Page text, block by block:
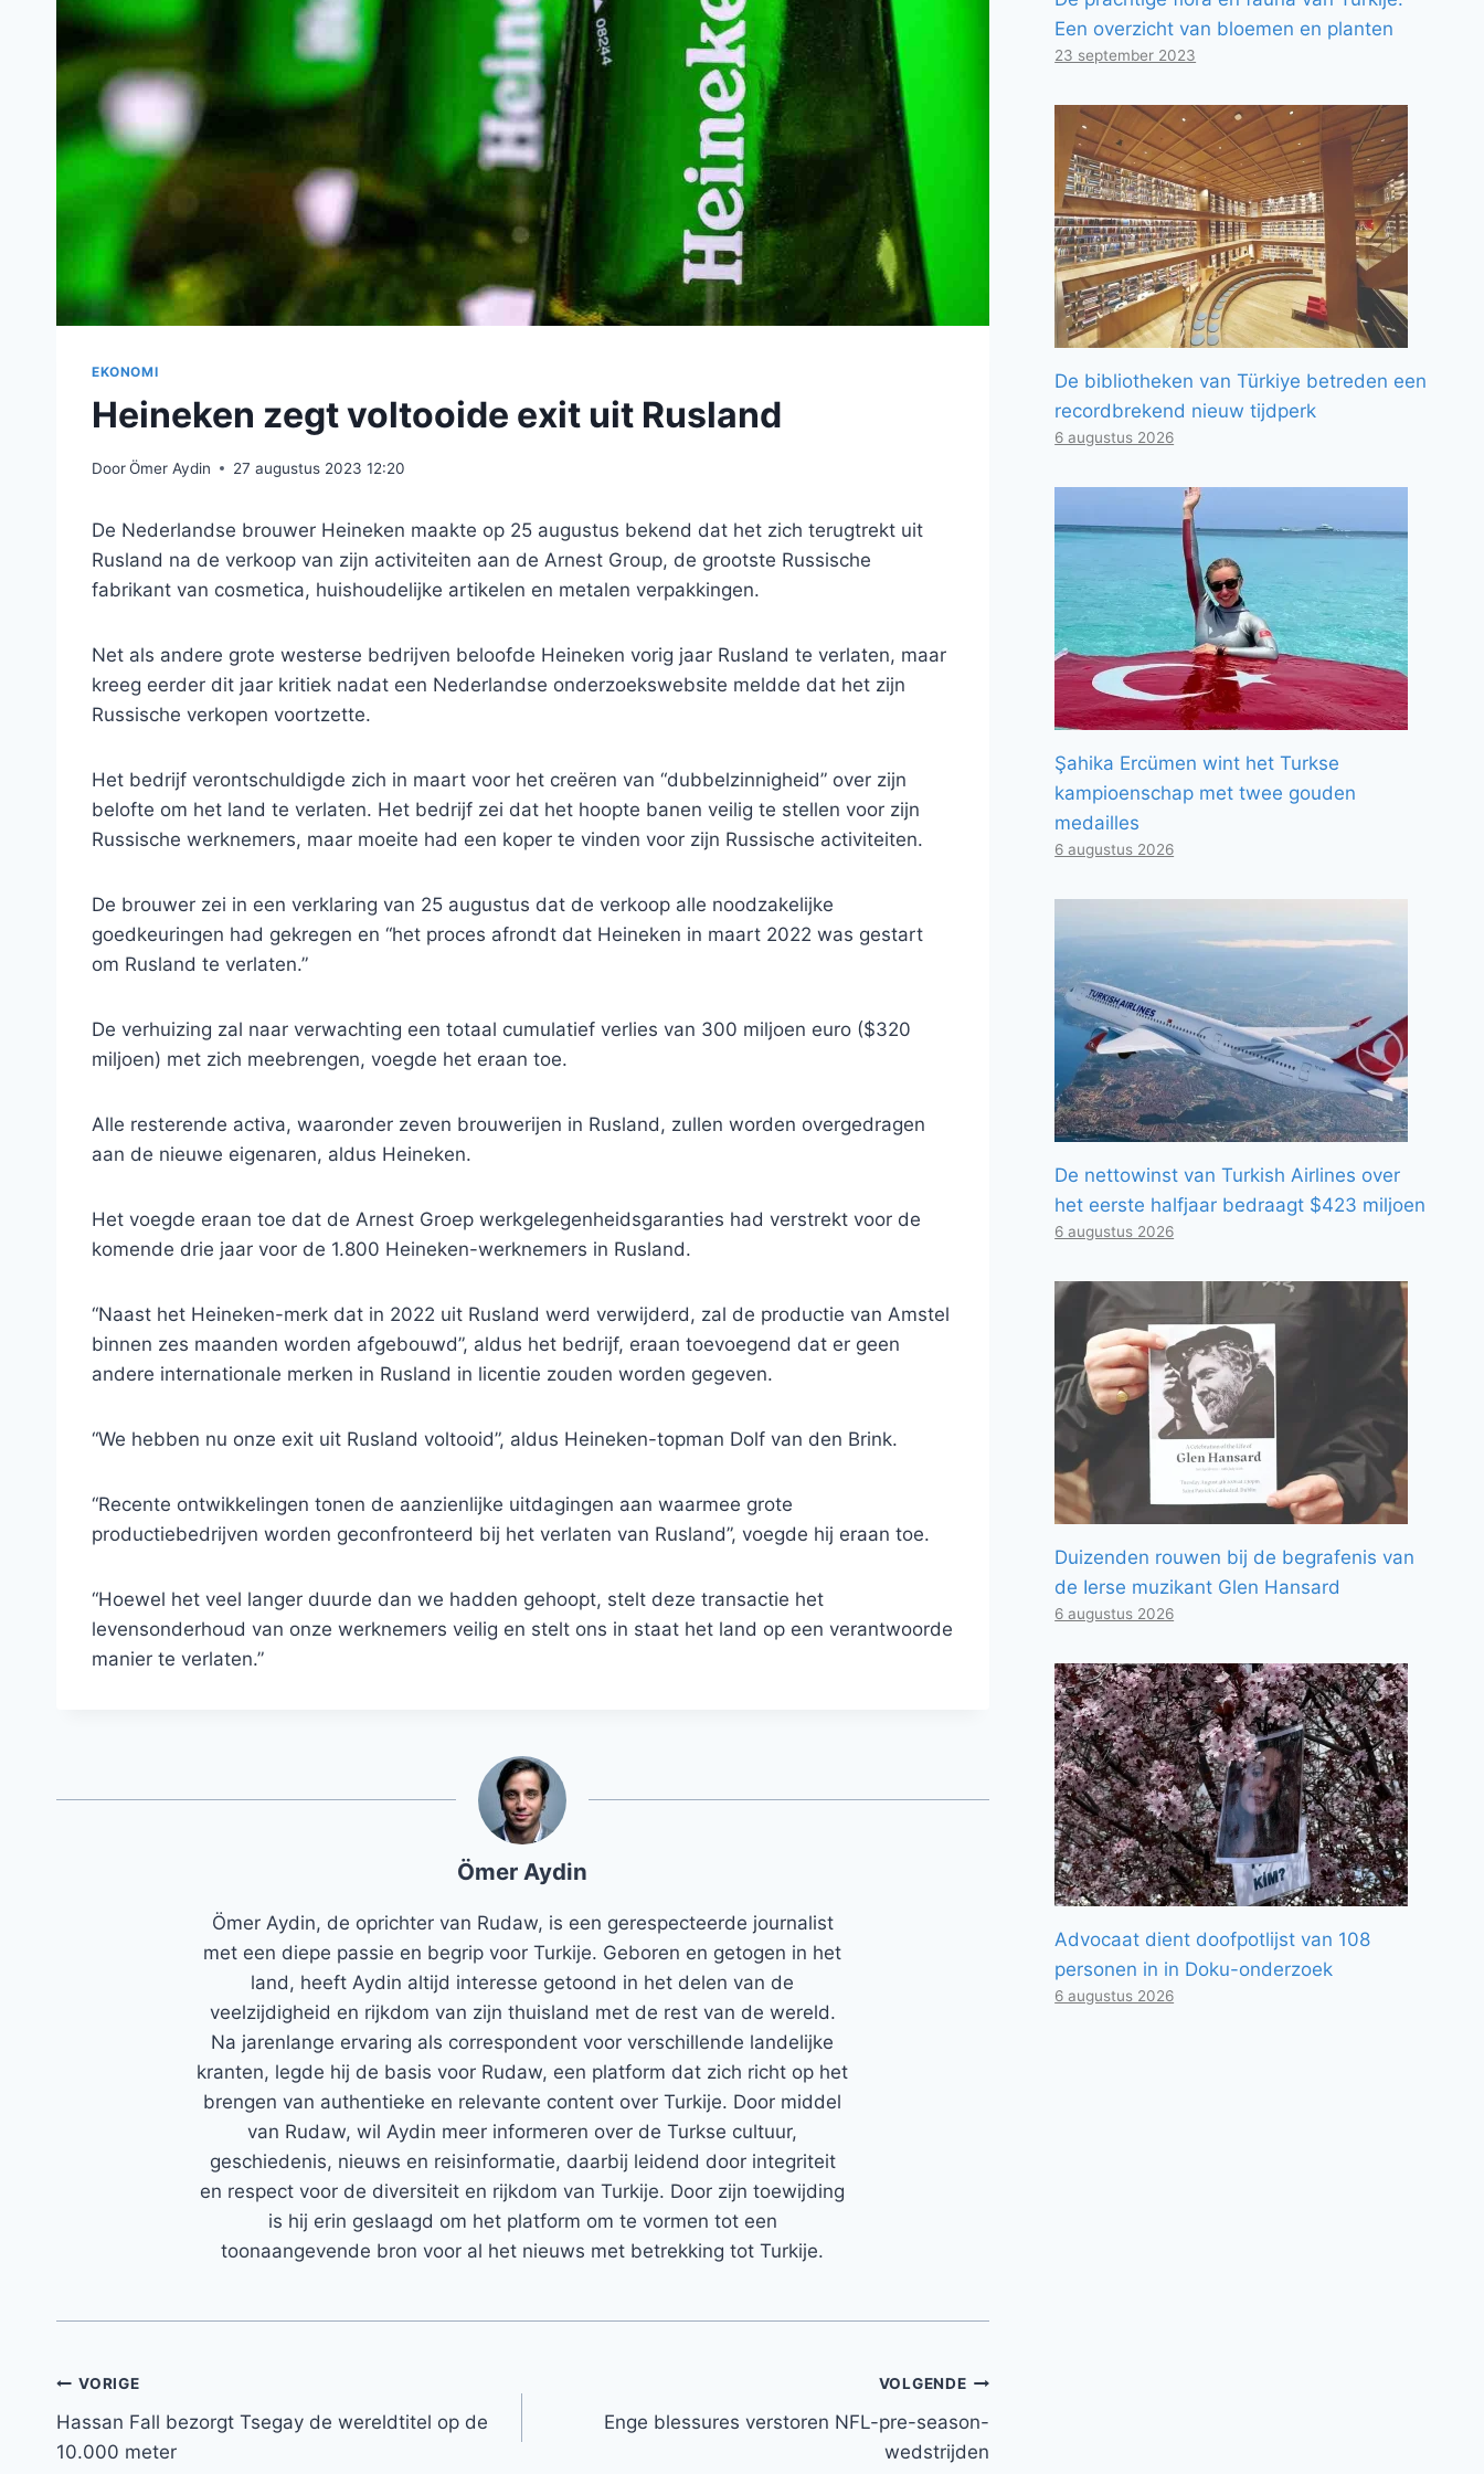
EKONOMI
Heineken zegt voltooide exit uit Rusland
DoorÖmer Aydin 27 augustus 2023 12:20
De Nederlandse brouwer Heineken maakte op 25 augustus bekend dat het zich terugtrekt uit
Rusland na de verkoop van zijn activiteiten aan de Arnest Group, de grootste Russische
fabrikant van cosmetica, huishoudelijke artikelen en metalen verpakkingen.
Net als andere grote westerse bedrijven beloofde Heineken vorig jaar Rusland te verlaten, maar
kreeg eerder dit jaar kritiek nadat een Nederlandse onderzoekswebsite meldde dat het zijn
Russische verkopen voortzette.
Het bedrijf verontschuldigde zich in maart voor het creëren van “dubbelzinnigheid” over zijn
belofte om het land te verlaten. Het bedrijf zei dat het hoopte banen veilig te stellen voor zijn
Russische werknemers, maar moeite had een koper te vinden voor zijn Russische activiteiten.
De brouwer zei in een verklaring van 25 augustus dat de verkoop alle noodzakelijke
goedkeuringen had gekregen en “het proces afrondt dat Heineken in maart 2022 was gestart
om Rusland te verlaten.”
De verhuizing zal naar verwachting een totaal cumulatief verlies van 300 miljoen euro ($320
miljoen) met zich meebrengen, voegde het eraan toe.
Alle resterende activa, waaronder zeven brouwerijen in Rusland, zullen worden overgedragen
aan de nieuwe eigenaren, aldus Heineken.
Het voegde eraan toe dat de Arnest Groep werkgelegenheidsgaranties had verstrekt voor de
komende drie jaar voor de 1.800 Heineken-werknemers in Rusland.
“Naast het Heineken-merk dat in 2022 uit Rusland werd verwijderd, zal de productie van Amstel
binnen zes maanden worden afgebouwd”, aldus het bedrijf, eraan toevoegend dat er geen
andere internationale merken in Rusland in licentie zouden worden gegeven.
“We hebben nu onze exit uit Rusland voltooid”, aldus Heineken-topman Dolf van den Brink.
“Recente ontwikkelingen tonen de aanzienlijke uitdagingen aan waarmee grote
productiebedrijven worden geconfronteerd bij het verlaten van Rusland”, voegde hij eraan toe.
“Hoewel het veel langer duurde dan we hadden gehoopt, stelt deze transactie het
levensonderhoud van onze werknemers veilig en stelt ons in staat het land op een verantwoorde
manier te verlaten.”
Ömer Aydin
Ömer Aydin, de oprichter van Rudaw, is een gerespecteerde journalist
met een diepe passie en begrip voor Turkije. Geboren en getogen in het
land, heeft Aydin altijd interesse getoond in het delen van de
veelzijdigheid en rijkdom van zijn thuisland met de rest van de wereld.
Na jarenlange ervaring als correspondent voor verschillende landelijke
kranten, legde hij de basis voor Rudaw, een platform dat zich richt op het
brengen van authentieke en relevante content over Turkije. Door middel
van Rudaw, wil Aydin meer informeren over de Turkse cultuur,
geschiedenis, nieuws en reisinformatie, daarbij leidend door integriteit
en respect voor de diversiteit en rijkdom van Turkije. Door zijn toewijding
is hij erin geslaagd om het platform om te vormen tot een
toonaangevende bron voor al het nieuws met betrekking tot Turkije.
Bericht
navigatie
VORIGE
Hassan Fall bezorgt Tsegay de wereldtitel op de
10.000 meter
VOLGENDE
Enge blessures verstoren NFL-pre-season-
wedstrijden
Een overzicht van bloemen en planten
23 september 2023
De bibliotheken van Türkiye betreden een
recordbrekend nieuw tijdperk
6 augustus 2026
Şahika Ercümen wint het Turkse
kampioenschap met twee gouden
medailles
6 augustus 2026
De nettowinst van Turkish Airlines over
het eerste halfjaar bedraagt ​​$423 miljoen
6 augustus 2026
Duizenden rouwen bij de begrafenis van
de Ierse muzikant Glen Hansard
6 augustus 2026
Advocaat dient doofpotlijst van 108
personen in in Doku-onderzoek
6 augustus 2026